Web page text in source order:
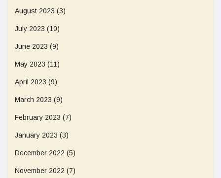
August 2023 (3)
July 2023 (10)
June 2023 (9)
May 2023 (11)
April 2023 (9)
March 2023 (9)
February 2023 (7)
January 2023 (3)
December 2022 (5)
November 2022 (7)